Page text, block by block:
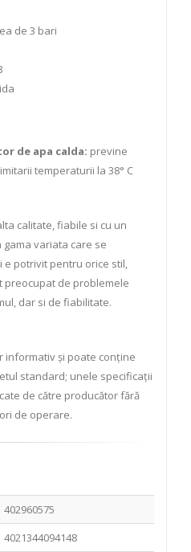
de 3 bari
de apa calda: previne
temperaturii la 38° C
calitate, fiabile si cu un
variata care se
e potrivit pentru orice stil,
preocupat de problemele
dar si de fiabilitate.
informativ și poate conține
standard; unele specificații
de către producător fără
de operare.
402960575
4021344094148